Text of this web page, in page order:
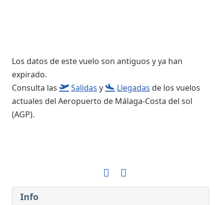
Los datos de este vuelo son antiguos y ya han
expirado.
Consulta las
Salidas y Llegadas de los vuelos
actuales del Aeropuerto de Málaga-Costa del sol
(AGP).
Info